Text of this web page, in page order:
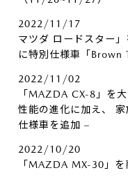
2022/11/17
マツダ ロードスター
に特別仕様車「Brown
2022/11/02
「MAZDA CX-8」を
性能の進化に加え、
仕様車を追加 –
2022/10/20
「MAZDA MX-30」を